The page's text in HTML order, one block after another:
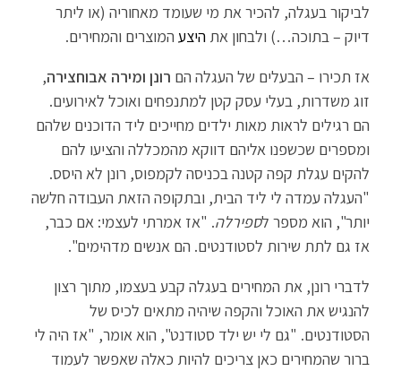
לביקור בעגלה, להכיר את מי שעומד מאחוריה (או ליתר
דיוק – בתוכה…) ולבחון את היצע המוצרים והמחירים.
אז תכירו – הבעלים של העגלה הם רונן ומירה אבוחצירה,
זוג משדרות, בעלי עסק קטן למתנפחים ואוכל לאירועים.
הם רגילים לראות מאות ילדים מחייכים ליד הדוכנים שלהם
ומספרים שכשפנו אליהם דווקא מהמכללה והציעו להם
להקים עגלת קפה קטנה בכניסה לקמפוס, רונן לא היסס.
"העגלה עמדה לי ליד הבית, ובתקופה הזאת העבודה חלשה
יותר", הוא מספר לספירלה. "אז אמרתי לעצמי: אם כבר,
אז גם לתת שירות לסטודנטים. הם אנשים מדהימים".
לדברי רונן, את המחירים בעגלה קבע בעצמו, מתוך רצון
להנגיש את האוכל והקפה שיהיה מתאים לכיס של
הסטודנטים. "גם לי יש ילד סטודנט", הוא אומר, "אז היה לי
ברור שהמחירים כאן צריכים להיות כאלה שאפשר לעמוד